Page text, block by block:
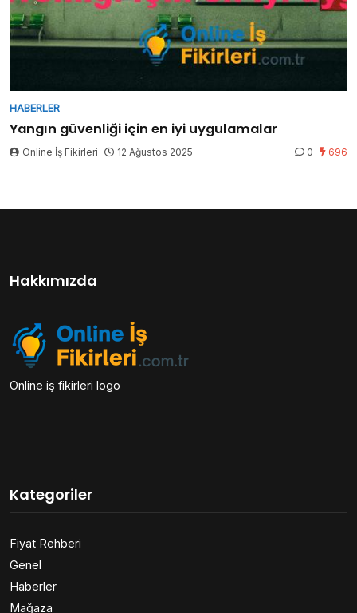
HABERLER
Yangın güvenliği için en iyi uygulamalar
Online İş Fikirleri 12 Ağustos 2025 0 696
Hakkımızda
Online iş fikirleri logo
Kategoriler
Fiyat Rehberi
Genel
Haberler
Mağaza